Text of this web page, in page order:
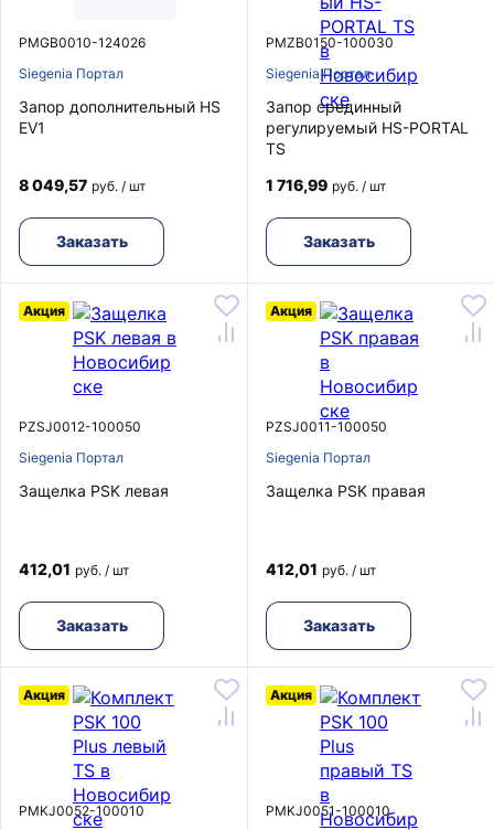
PMGB0010-124026
Siegenia Портал
Запор дополнительный HS
EV1
8 049,57 руб. / шт
Заказать
PMZB0150-100030
Siegenia Портал
Запор срединный
регулируемый HS-PORTAL
TS
1 716,99 руб. / шт
Заказать
PZSJ0012-100050
Siegenia Портал
Акция
Защелка PSK левая
412,01 руб. / шт
Заказать
PZSJ0011-100050
Siegenia Портал
Акция
Защелка PSK правая
412,01 руб. / шт
Заказать
PMKJ0052-100010
Акция
PMKJ0051-100010
Акция